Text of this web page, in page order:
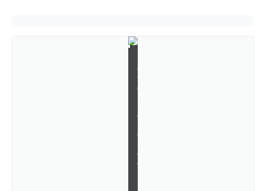
o
t
o
C
G
-
C
G